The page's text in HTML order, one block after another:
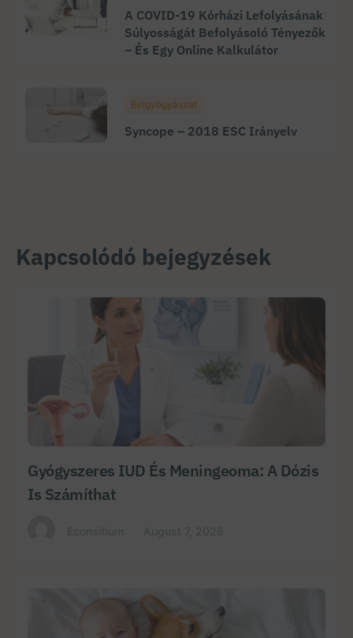
A COVID-19 Kórházi Lefolyásának
Súlyosságát Befolyásoló Tényezők
– És Egy Online Kalkulátor
Belgyógyászat
Syncope – 2018 ESC Irányelv
Kapcsolódó bejegyzések
Gyógyszeres IUD És Meningeoma: A Dózis
Is Számíthat